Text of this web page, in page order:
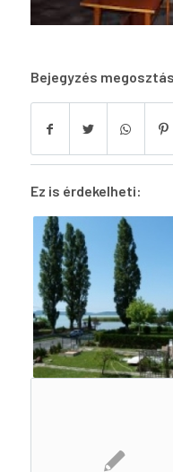
Bejegyzés
Ez is érdekelheti: